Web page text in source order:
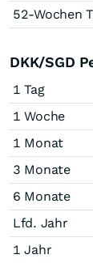
52-Wochen
DKK/SGD
1 Tag
1 Woche
1 Monat
3 Monate
6 Monate
Lfd. Jahr
1 Jahr